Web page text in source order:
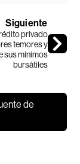
Siguiente
privado
temores y
sus mínimos
bursátiles
de